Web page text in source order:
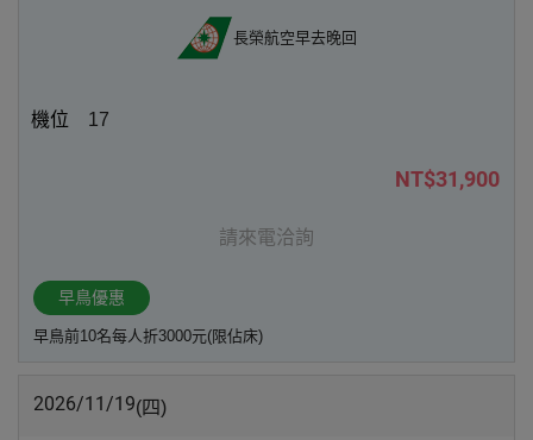
長榮航空早去晚回
17
NT$31,900
請來電洽詢
早鳥優惠
早鳥前10名每人折3000元(限佔床)
2026/11/19(四)